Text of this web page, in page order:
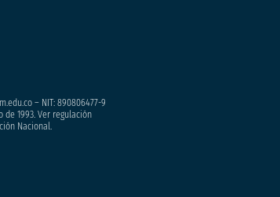
– NIT: 890806477-9
de 1993. Ver regulación
Nacional.